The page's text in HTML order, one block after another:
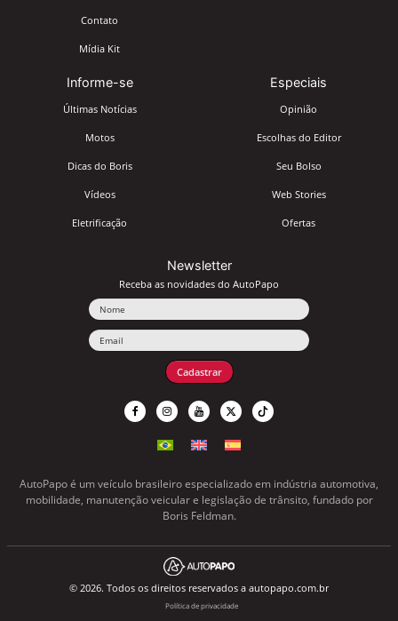
Contato
Mídia Kit
Informe-se
Últimas Notícias
Motos
Dicas do Boris
Vídeos
Eletrificação
Especiais
Opinião
Escolhas do Editor
Seu Bolso
Web Stories
Ofertas
Newsletter
Receba as novidades do AutoPapo
Cadastrar
AutoPapo é um veículo brasileiro especializado em indústria automotiva,
mobilidade, manutenção veicular e legislação de trânsito, fundado por
Boris Feldman.
© 2026. Todos os direitos reservados a autopapo.com.br
Política de privacidade